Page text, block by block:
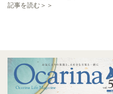
記事を読む＞＞